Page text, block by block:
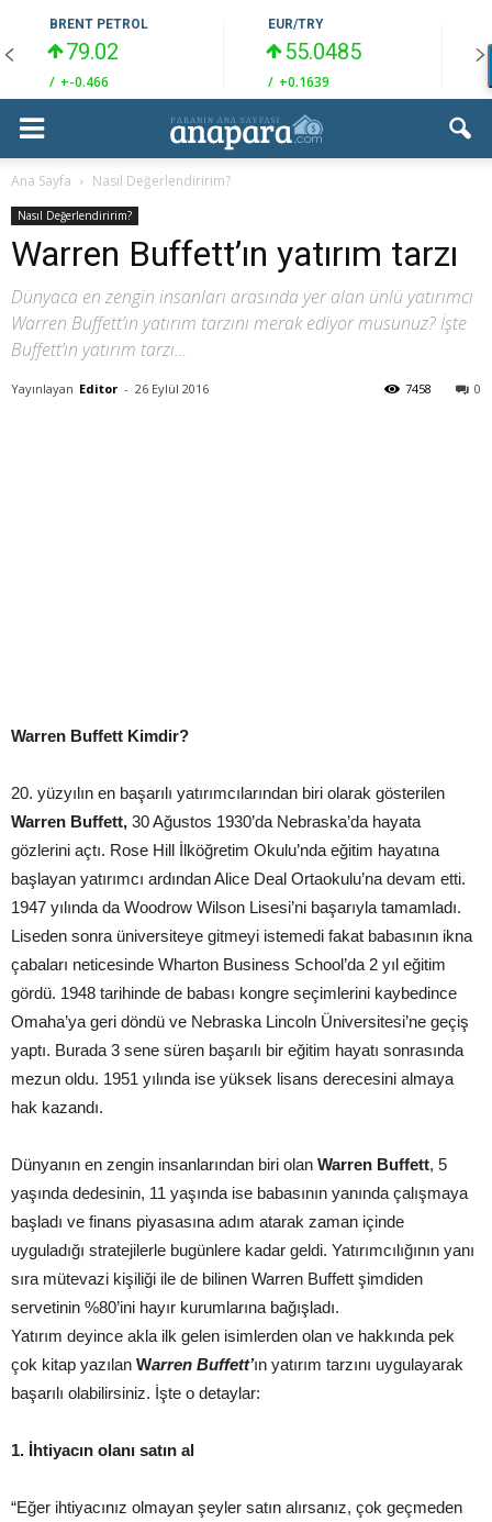
BRENT PETROL
79.02
/ +-0.466
EUR/TRY
55.0485
/ +0.1639 /
Ana Sayfa Nasıl Değerlendiririm?
Nasıl Değerlendiririm?
Warren Buffett’ın yatırım tarzı
Dünyaca en zengin insanları arasında yer alan ünlü yatırımcı
Warren Buffett’ın yatırım tarzını merak ediyor musunuz? İşte
Buffett’ın yatırım tarzı…
Yayınlayan Editor - 26 Eylül 2016 0
7458
Warren Buffett Kimdir?
20. yüzyılın en başarılı yatırımcılarından biri olarak gösterilen
Warren Buffett, 30 Ağustos 1930’da Nebraska’da hayata
gözlerini açtı. Rose Hill İlköğretim Okulu’nda eğitim hayatına
başlayan yatırımcı ardından Alice Deal Ortaokulu’na devam etti.
1947 yılında da Woodrow Wilson Lisesi’ni başarıyla tamamladı.
Liseden sonra üniversiteye gitmeyi istemedi fakat babasının ikna
çabaları neticesinde Wharton Business School’da 2 yıl eğitim
gördü. 1948 tarihinde de babası kongre seçimlerini kaybedince
Omaha’ya geri döndü ve Nebraska Lincoln Üniversitesi’ne geçiş
yaptı. Burada 3 sene süren başarılı bir eğitim hayatı sonrasında
mezun oldu. 1951 yılında ise yüksek lisans derecesini almaya
hak kazandı.
Dünyanın en zengin insanlarından biri olan Warren Buffett, 5
yaşında dedesinin, 11 yaşında ise babasının yanında çalışmaya
başladı ve finans piyasasına adım atarak zaman içinde
uyguladığı stratejilerle bugünlere kadar geldi. Yatırımcılığının yanı
sıra mütevazi kişiliği ile de bilinen Warren Buffett şimdiden
servetinin %80’ini hayır kurumlarına bağışladı.
Yatırım deyince akla ilk gelen isimlerden olan ve hakkında pek
çok kitap yazılan Warren Buffett’ın yatırım tarzını uygulayarak
başarılı olabilirsiniz. İşte o detaylar:
1. İhtiyacın olanı satın al
“Eğer ihtiyacınız olmayan şeyler satın alırsanız, çok geçmeden